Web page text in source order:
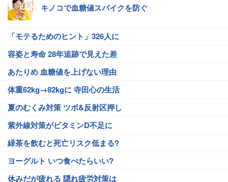
キノコで血糖値スパイクを防ぐ
「モテるためのヒント」326人に
容姿と寿命 28年追跡で見えた差
あたりめ 血糖値を上げない理由
体重62kg→82kgに 寺田心の生活
夏のむくみ対策 ツボ&反射区押し
紫外線対策がビタミンD不足に
緑茶を飲むと死亡リスク低まる?
ヨーグルト いつ食べたらいい?
休みだが疲れる 隠れ疲労対策は